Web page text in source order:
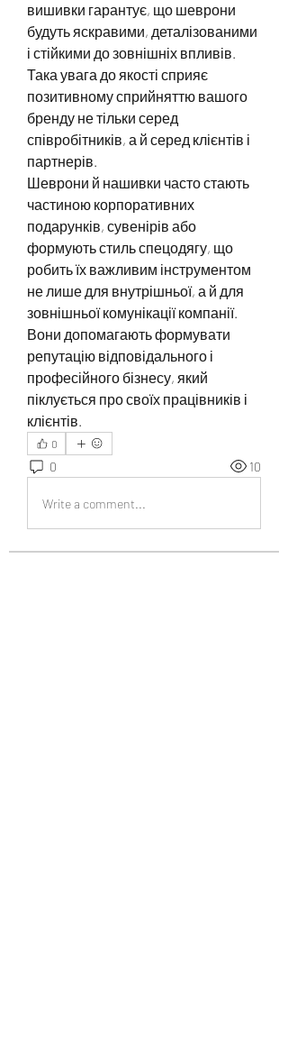
вишивки гарантує, що шеврони
будуть яскравими, деталізованими
і стійкими до зовнішніх впливів.
Така увага до якості сприяє
позитивному сприйняттю вашого
бренду не тільки серед
співробітників, а й серед клієнтів і
партнерів.
Шеврони й нашивки часто стають
частиною корпоративних
подарунків, сувенірів або
формують стиль спецодягу, що
робить їх важливим інструментом
не лише для внутрішньої, а й для
зовнішньої комунікації компанії.
Вони допомагають формувати
репутацію відповідального і
професійного бізнесу, який
піклується про своїх працівників і
клієнтів.
0
0 10
Write a comment...